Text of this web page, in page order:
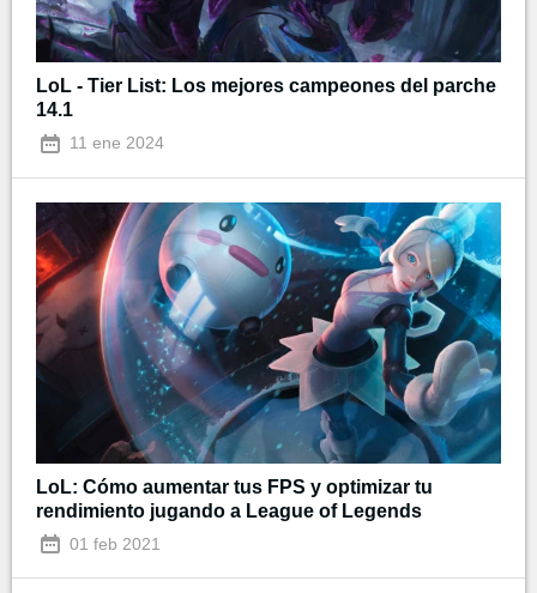
LoL - Tier List: Los mejores campeones del parche
14.1
11 ene 2024
LoL: Cómo aumentar tus FPS y optimizar tu
rendimiento jugando a League of Legends
01 feb 2021